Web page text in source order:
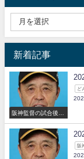
新着記事
阪神監督の試合後の
コメント
ど
阪